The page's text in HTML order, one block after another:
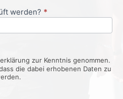
werden? *
zur Kenntnis genommen.
die dabei erhobenen Daten zu